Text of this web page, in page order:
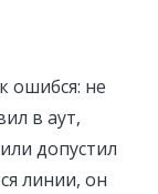
ошибся: не
в аут,
допустил
линии, он